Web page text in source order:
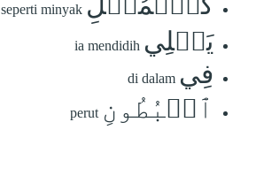
seperti minyak
يَغۡلِي ia mendidih
فِي di dalam
ٱلۡبُطُونِ perut